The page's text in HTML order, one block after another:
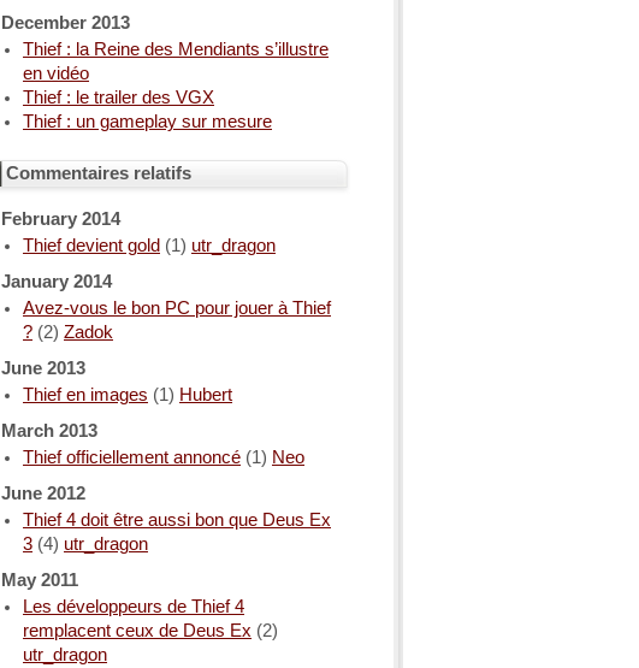
December 2013
Thief : la Reine des Mendiants s’illustre
en vidéo
Thief : le trailer des VGX
Thief : un gameplay sur mesure
Commentaires relatifs
February 2014
Thief devient gold (1) utr_dragon
January 2014
Avez-vous le bon PC pour jouer à Thief
? (2) Zadok
June 2013
Thief en images (1) Hubert
March 2013
Thief officiellement annoncé (1) Neo
June 2012
Thief 4 doit être aussi bon que Deus Ex
3 (4) utr_dragon
May 2011
Les développeurs de Thief 4
remplacent ceux de Deus Ex (2)
utr_dragon